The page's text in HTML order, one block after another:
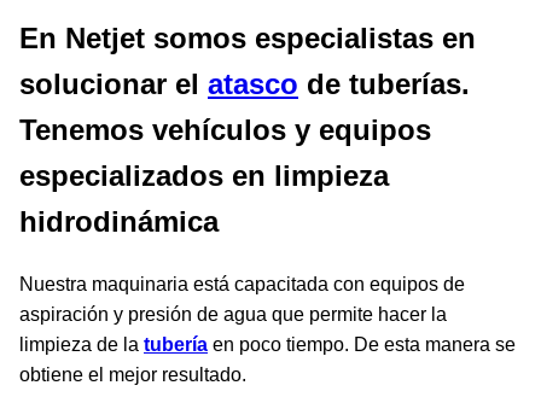
En Netjet somos especialistas en
solucionar el atasco de tuberías.
Tenemos vehículos y equipos
especializados en limpieza
hidrodinámica
Nuestra maquinaria está capacitada con equipos de
aspiración y presión de agua que permite hacer la
limpieza de la tubería en poco tiempo. De esta manera se
obtiene el mejor resultado.